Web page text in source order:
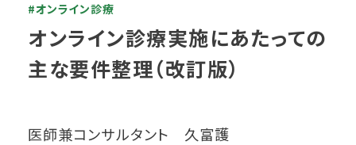
#オンライン診療
オンライン診療実施にあたっての
主な要件整理（改訂版）
医師兼コンサルタント 久富護